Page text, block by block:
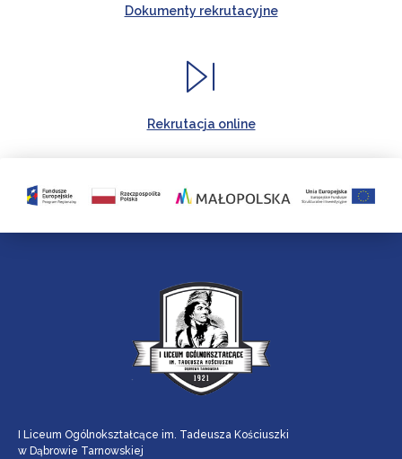
Dokumenty rekrutacyjne
Rekrutacja online
I Liceum Ogólnokształcące im. Tadeusza Kościuszki
w Dąbrowie Tarnowskiej